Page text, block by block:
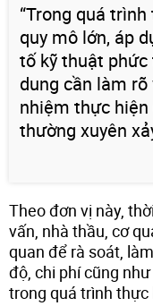
“Trong quá
quy mô lớn, áp
tố kỹ thuật phức
dung cần làm
nhiệm thực
thường xuyên
Theo đơn vị này,
vấn, nhà thầu, cơ
quan để rà soát,
độ, chi phí cũng
trong quá trình thực